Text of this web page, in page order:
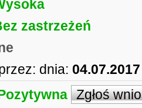
zastrzeżeń
dnia:
Zgłoś